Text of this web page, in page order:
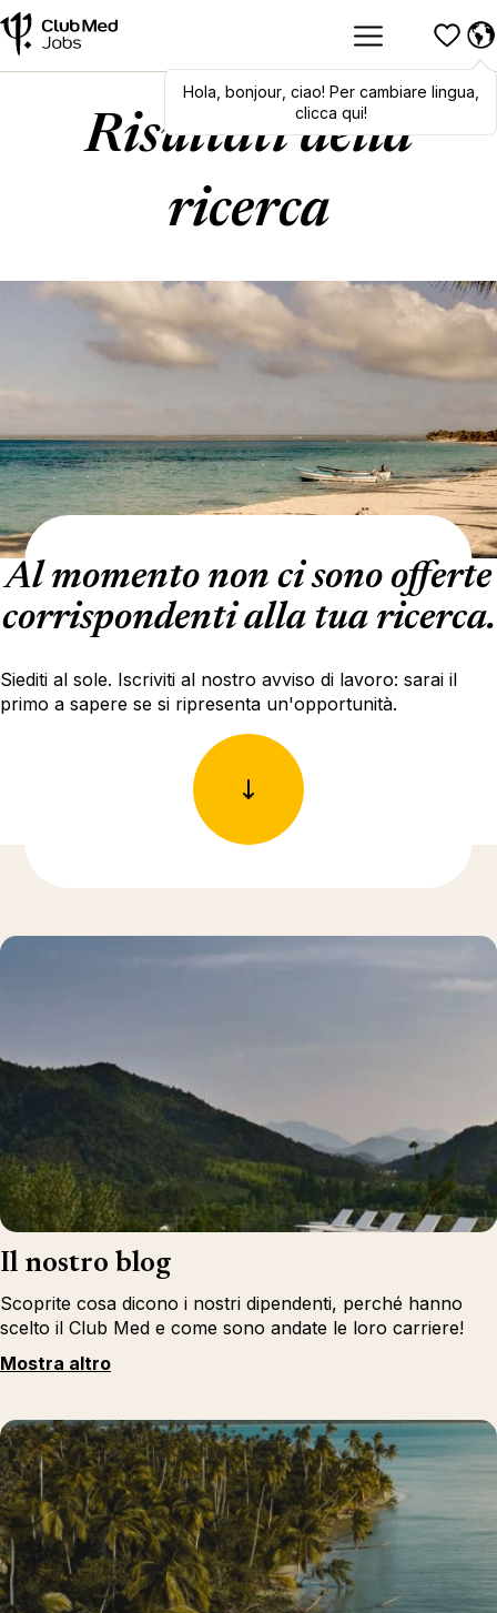
Hola,bonjour,ciao! To switch
languages, click here!
Hola bonjour, ciao! Per cambiare lingua,
clicca qui!
Risultati della
ricerca
Al momento non ci sono offerte
corrispondenti alla tua ricerca.
Siediti al sole. Iscriviti al nostro avviso di lavoro: sarai il
primo a sapere se si ripresenta un'opportunità.
Il nostro blog
Scoprite cosa dicono i nostri dipendenti, perché hanno
scelto il Club Med e come sono andate le loro carriere!
Mostra altro